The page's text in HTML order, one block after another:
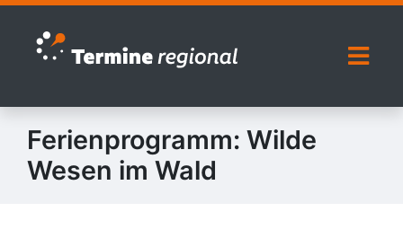
Zur Navigation springen
Zum Inhalt springen
Ferienprogramm: Wilde
Wesen im Wald